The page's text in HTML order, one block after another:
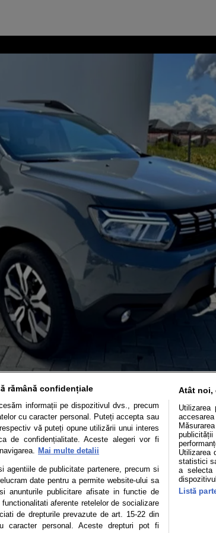
Test drive Utile
Politica de confidentialitate Politica
rezervate | Citarea se poate face în limita a 250 de
rămână confidențiale
informații pe dispozitivul dvs., precum
cu caracter personal. Puteți accepta sau
vă puteți opune utilizării unui interes
de confidențialitate. Aceste alegeri vor fi
Mai multe detalii
agentiile de publicitate partenere, precum si
date pentru a permite website-ului sa
anunturile publicitare afisate in functie de
aferente retelelor de socializare
de drepturile prevazute de art. 15-22 din
caracter personal. Aceste drepturi pot fi
Atât noi,
Utilizarea
Utilizarea
statistici
a selecta
Listă